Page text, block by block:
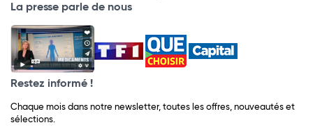
La presse parle de nous
Restez informé !
Chaque mois dans notre newsletter, toutes les offres, nouveautés et
sélections.